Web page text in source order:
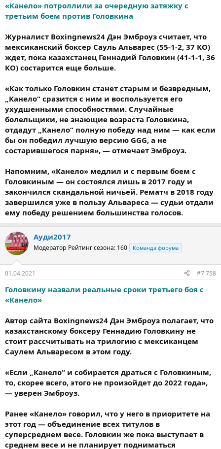
«Канело» потроллили за очередную затяжку с
третьим боем против Головкина
Журналист Boxingnews24 Дэн Эмброуз считает, что
мексиканский боксер Сауль Альварес (55-1-2, 37 КО)
ждет, пока казахстанец Геннадий Головкин (41-1-1, 36
КО) состарится еще больше.
«Как только Головкин станет старым и безвредным,
„Канело“ сразится с ним и воспользуется его
ухудшенными способностями. Случайные
болельщики, не знающие возраста Головкина,
отдадут „Канело“ полную победу над ним — как если
бы он победил лучшую версию GGG, а не
состарившегося парня», — отмечает Эмброуз.
Напомним, «Канело» медлил и с первым боем с
Головкиным — он состоялся лишь в 2017 году и
закончился скандальной ничьей. Рематч в 2018 году
завершился уже в пользу Альвареса — судьи отдали
ему победу решением большинства голосов.
Ауди2017
Модератор Рейтинг сезона: 160 Команда форума
01.04.2021 #7 758
Головкину назвали реальные сроки третьего боя с
«Канело»
Автор сайта Boxingnews24 Дэн Эмброуз полагает, что
казахстанскому боксеру Геннадию Головкину не
стоит рассчитывать на трилогию с мексиканцем
Саулем Альваресом в этом году.
«Если „Канело“ и собирается драться с Головкиным,
то, скорее всего, этого не произойдет до 2022 года»,
— уверен Эмброуз.
Ранее «Канело» говорил, что у него в приоритете на
этот год — объединение всех титулов в
суперсреднем весе. Головкин же пока выступает в
среднем весе и не планирует подниматься